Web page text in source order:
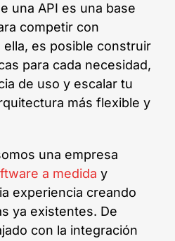
una API es una base
competir con
ella, es posible construir
para cada necesidad,
de uso y escalar tu
más flexible y
una empresa
a medida y
experiencia creando
ya existentes. De
con la integración